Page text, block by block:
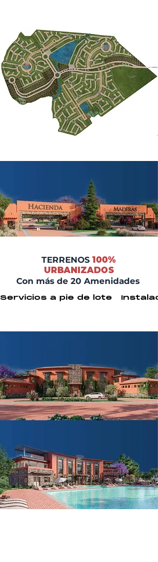
TERRENOS 100%
URBANIZADOS
Con más de 20 Amenidades
Servicios a pie de lote